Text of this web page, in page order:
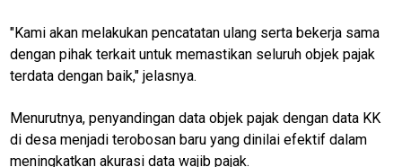
"Kami akan melakukan pencatatan ulang serta bekerja sama
dengan pihak terkait untuk memastikan seluruh objek pajak
terdata dengan baik," jelasnya.
Menurutnya, penyandingan data objek pajak dengan data KK
di desa menjadi terobosan baru yang dinilai efektif dalam
meningkatkan akurasi data wajib pajak.
W